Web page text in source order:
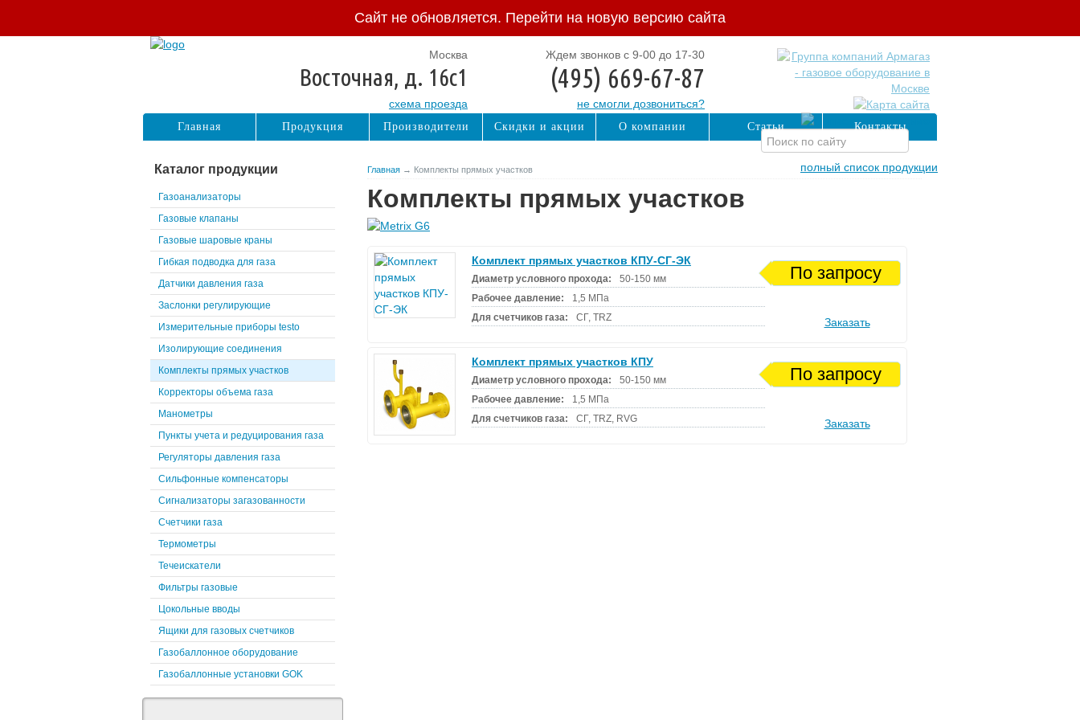
Сайт не обновляется. Перейти на новую версию сайта
Главная → Комплекты прямых учаcтков
Комплекты прямых учаcтков
Комплект прямых участков КПУ-СГ-ЭК
Диаметр условного прохода:
50-150 мм
Рабочее давление:
1,5 МПа
Для счетчиков газа:
СГ, TRZ
По запросу
Заказать
Комплект прямых участков КПУ
Диаметр условного прохода:
50-150 мм
Рабочее давление:
1,5 МПа
Для счетчиков газа:
СГ, TRZ, RVG
По запросу
Заказать
Каталог продукции
Газоанализаторы
Газовые клапаны
Газовые шаровые краны
Гибкая подводка для газа
Датчики давления газа
Заслонки регулирующие
Измерительные приборы testo
Изолирующие соединения
Комплекты прямых участков
Корректоры объема газа
Манометры
Пункты учета и редуцирования газа
Регуляторы давления газа
Сильфонные компенсаторы
Сигнализаторы загазованности
Счетчики газа
Термометры
Течеискатели
Фильтры газовые
Цокольные вводы
Ящики для газовых счетчиков
Газобаллонное оборудование
Газобаллонные установки GOK
Москва
Восточная, д. 16с1
схема проезда
Ждем звонков с 9-00 до 17-30
(495) 669-67-87
не смогли дозвониться?
полный список продукции
Главная Продукция Производители Скидки и акции О компании Статьи Контакты